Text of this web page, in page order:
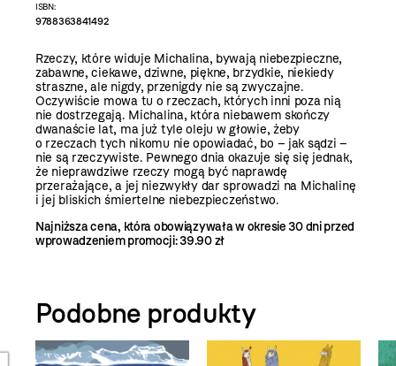
ISBN:
9788363841492
Rzeczy, które widuje Michalina, bywają niebezpieczne,
zabawne, ciekawe, dziwne, piękne, brzydkie, niekiedy
straszne, ale nigdy, przenigdy nie są zwyczajne.
Oczywiście mowa tu o rzeczach, których inni poza nią
nie dostrzegają. Michalina, która niebawem skończy
dwanaście lat, ma już tyle oleju w głowie, żeby
o rzeczach tych nikomu nie opowiadać, bo – jak sądzi –
nie są rzeczywiste. Pewnego dnia okazuje się się jednak,
że nieprawdziwe rzeczy mogą być naprawdę
przerażające, a jej niezwykły dar sprowadzi na Michalinę
i jej bliskich śmiertelne niebezpieczeństwo.
Najniższa cena, która obowiązywała w okresie 30 dni przed
wprowadzeniem promocji:39.90 zł
Podobne produkty